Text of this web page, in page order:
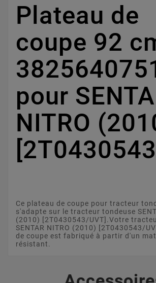
Plateau de
coupe 92
pour
NITRO
Ce plateau de coupe pour tracteur
s'adapte sur le tracteur tondeuse
(2010) [2T0430543/UVT].Votre
SENTAR NITRO (2010) [2T0430543/
de coupe est fabriqué à partir d'un
résistant.